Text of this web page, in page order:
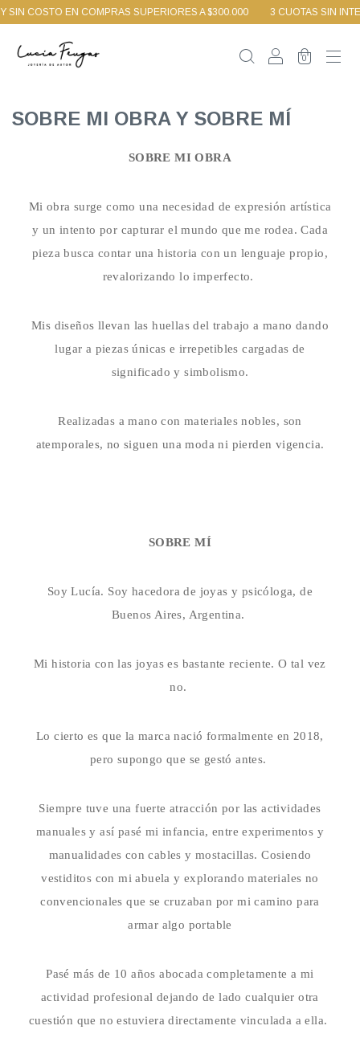
COSTO EN COMPRAS SUPERIORES A $300.000 3 CUOTAS SIN
0
SOBRE MI OBRA Y SOBRE MÍ
SOBRE MI OBRA
Mi obra surge como una necesidad de expresión artística
y un intento por capturar el mundo que me rodea. Cada
pieza busca contar una historia con un lenguaje propio,
revalorizando lo imperfecto.
Mis diseños llevan las huellas del trabajo a mano dando
lugar a piezas únicas e irrepetibles cargadas de
significado y simbolismo.
Realizadas a mano con materiales nobles, son
atemporales, no siguen una moda ni pierden vigencia.
SOBRE MÍ
Soy Lucía. Soy hacedora de joyas y psicóloga, de
Buenos Aires, Argentina.
Mi historia con las joyas es bastante reciente. O tal vez
no.
Lo cierto es que la marca nació formalmente en 2018,
pero supongo que se gestó antes.
Siempre tuve una fuerte atracción por las actividades
manuales y así pasé mi infancia, entre experimentos y
manualidades con cables y mostacillas. Cosiendo
vestiditos con mi abuela y explorando materiales no
convencionales que se cruzaban por mi camino para
armar algo portable
Pasé más de 10 años abocada completamente a mi
actividad profesional dejando de lado cualquier otra
cuestión que no estuviera directamente vinculada a ella.